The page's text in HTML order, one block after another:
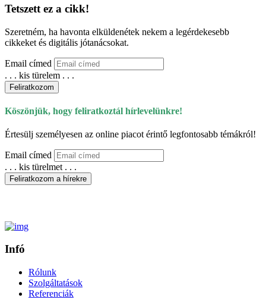
Tetszett ez a cikk!
Szeretném, ha havonta elküldenétek nekem a legérdekesebb
cikkeket és digitális jótanácsokat.
Email címed
. . . kis türelem . . .
Feliratkozom
Köszönjük, hogy feliratkoztál hírlevelünkre!
Értesülj személyesen az online piacot érintő legfontosabb témákról!
Email címed
. . . kis türelmet . . .
Feliratkozom a hírekre
Infó
Rólunk
Szolgáltatások
Referenciák